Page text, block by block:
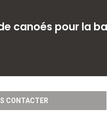
canoés pour la
CONTACTER